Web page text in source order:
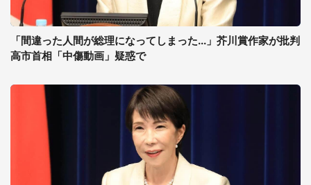
「間違った人間が総理になってしまった...」芥川賞作家が批判
高市首相「中傷動画」疑惑で